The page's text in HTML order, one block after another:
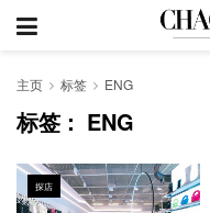
主页 标签 ENG
标签： ENG
探店